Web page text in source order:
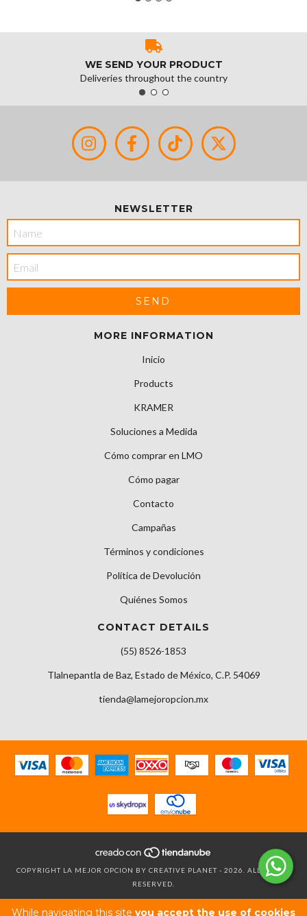
While navigating this site you accept the use of cookies
WE SEND YOUR PRODUCT
Deliveries throughout the country
NEWSLETTER
MORE INFORMATION
Inicio
Products
KRAMER
Soluciones a Medida
Cómo comprar en LMO
Cómo pagar
Contacto
Campañas
Términos y condiciones
Política de Devolución
Quiénes Somos
CONTACT DETAILS
(55) 8526-1853
Tlalnepantla de Baz, Estado de México, C.P. 54069
tienda@lamejoropcion.mx
COPYRIGHT LA MEJOR OPCION BY CREATIVE PLANET - 2026. ALL RIGHTS
RESERVED.